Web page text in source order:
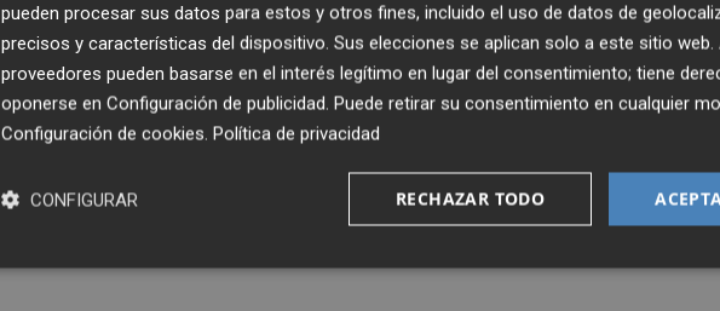
pueden procesar sus datos para estos y otros fines, incluido el uso de datos de
precisos y características del dispositivo. Sus elecciones se aplican solo a este sitio web.
proveedores pueden basarse en el interés legítimo en lugar del consentimiento; tiene
oponerse en Configuración de publicidad. Puede retirar su consentimiento en cualquier
Configuración de cookies. Política de privacidad
RECHAZAR TODO
CONFIGURAR